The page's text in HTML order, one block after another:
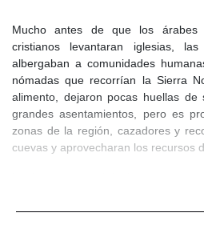
Mucho antes de que los árabes
cristianos levantaran iglesias,
albergaban a comunidades
nómadas que recorrían la Sierra
alimento, dejaron pocas huellas
grandes asentamientos, pero es
zonas de la región, cazadores y
cuevas y aprovecharan los recursos
grupos más organizados en la
han hallado restos directos en